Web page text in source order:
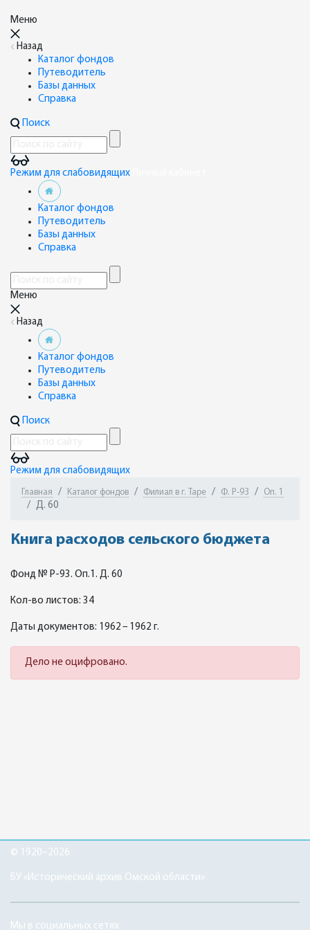
Меню
Назад
Каталог фондов
Путеводитель
Базы данных
Справка
Поиск
Режим для слабовидящих
Каталог фондов
Путеводитель
Базы данных
Справка
Меню
Назад
Каталог фондов
Путеводитель
Базы данных
Справка
Поиск
Режим для слабовидящих
Главная Каталог фондов Филиал в г. Таре Ф. Р-93 Оп. 1
Д. 60
Книга расходов сельского бюджета
Фонд № Р-93. Оп.1. Д. 60
Кол-во листов: 34
Даты документов: 1962 – 1962 г.
Дело не оцифровано.
© 1920–2026
БУ «Исторический архив Омской области»
Мы в социальных сетях